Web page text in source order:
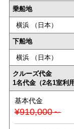
乗船地
横浜 （日本）
下船地
横浜 （日本）
クルーズ代金
1名代金（2名1室利用
基本代金
¥910,000～